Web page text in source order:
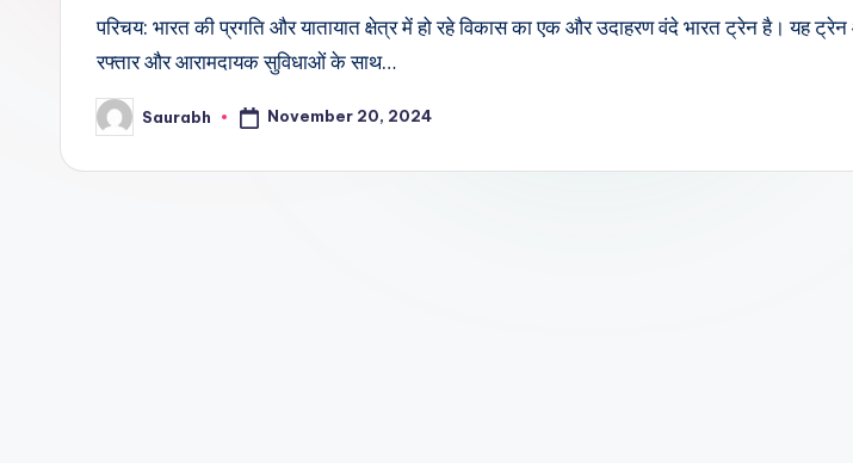
परिचय: भारत की प्रगति और यातायात क्षेत्र में हो रहे विकास का एक और उदाहरण वंदे भारत ट्रेन है। यह
रफ्तार और आरामदायक सुविधाओं के साथ…
Posted
by
Saurabh November 20, 2024